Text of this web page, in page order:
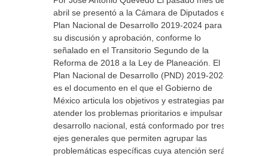
abril se presentó a la Cámara de Diputados el
Plan Nacional de Desarrollo 2019-2024 para
su discusión y aprobación, conforme lo
señalado en el Transitorio Segundo de la
Reforma de 2018 a la Ley de Planeación. El
Plan Nacional de Desarrollo (PND) 2019-2024
es el documento en el que el Gobierno de
México articula los objetivos y estrategias para
atender los problemas prioritarios e impulsar el
desarrollo nacional, está conformado por tres
ejes generales que permiten agrupar las
problemáticas específicas cuya atención será